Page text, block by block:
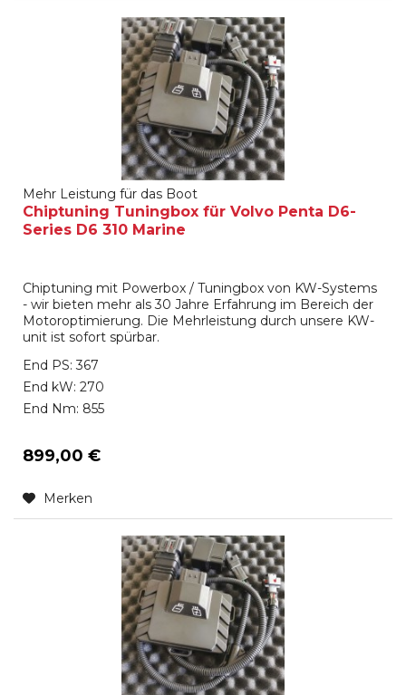
Mehr Leistung für das Boot
Chiptuning Tuningbox für Volvo Penta D6-
Series D6 310 Marine
Chiptuning mit Powerbox / Tuningbox von KW-Systems
- wir bieten mehr als 30 Jahre Erfahrung im Bereich der
Motoroptimierung. Die Mehrleistung durch unsere KW-
unit ist sofort spürbar.
End PS: 367
End kW: 270
End Nm: 855
899,00 €
Merken